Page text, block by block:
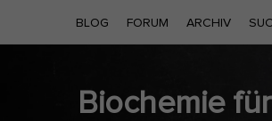
BLOG FORUM ARCHIV
Biochemie